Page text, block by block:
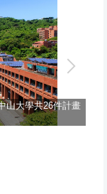
山大學共26件計畫